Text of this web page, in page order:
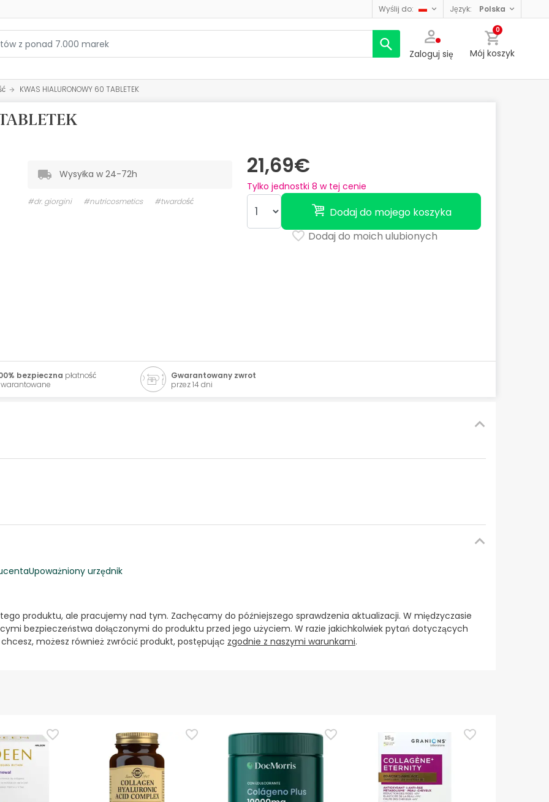
wyślij do: język: polska
Zaloguj się
0
Mój koszyk
KWAS HIALURONOWY 60 TABLETEK
21,69€
Tylko jednostki 8 w tej cenie
Dodaj do mojego koszyka
Dodaj do moich ulubionych
Wysyłka w 24-72h
#dr. giorgini #nutricosmetics #twardość
bezpieczna płatność
Gwarantowany zwrot
przez 14 dni
Upoważniony urzędnik
produktu, ale pracujemy nad tym. Zachęcamy do późniejszego sprawdzenia aktualizacji. W międzyczasie
bezpieczeństwa dołączonymi do produktu przed jego użyciem. W razie jakichkolwiek pytań dotyczących
możesz również zwrócić produkt, postępując zgodnie z naszymi warunkami.